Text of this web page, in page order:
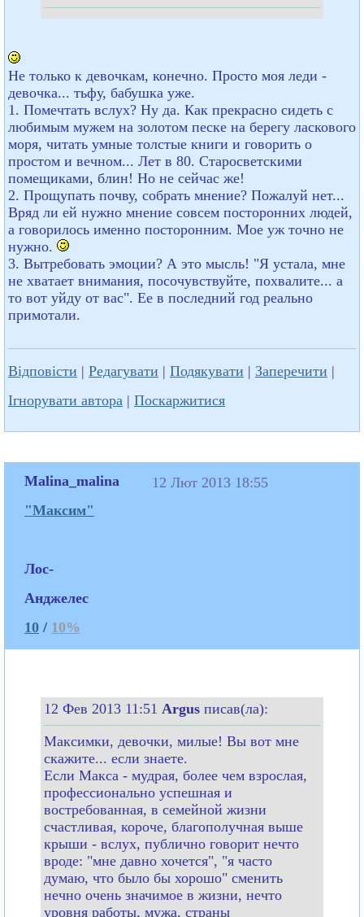
Не только к девочкам, конечно. Просто моя леди -
девочка... тьфу, бабушка уже.
1. Помечтать вслух? Ну да. Как прекрасно сидеть с
любимым мужем на золотом песке на берегу ласкового
моря, читать умные толстые книги и говорить о
простом и вечном... Лет в 80. Старосветскими
помещиками, блин! Но не сейчас же!
2. Прощупать почву, собрать мнение? Пожалуй нет...
Вряд ли ей нужно мнение совсем посторонних людей,
а говорилось именно посторонним. Мое уж точно не
нужно.
3. Вытребовать эмоции? А это мысль! "Я устала, мне
не хватает внимания, посочувствуйте, похвалите... а
то вот уйду от вас". Ее в последний год реально
примотали.
Відповісти | Редагувати | Подякувати | Заперечити |
Ігнорувати автора | Поскаржитися
Malina_malina
"Максим"
Лос-
Анджелес
10 / 10%
12 Лют 2013 18:55
12 Фев 2013 11:51 Argus писав(ла):
Максимки, девочки, милые! Вы вот мне
скажите... если знаете.
Если Макса - мудрая, более чем взрослая,
профессионально успешная и
востребованная, в семейной жизни
счастливая, короче, благополучная выше
крыши - вслух, публично говорит нечто
вроде: "мне давно хочется", "я часто
думаю, что было бы хорошо" сменить
нечно очень значимое в жизни, нечто
уровня работы, мужа, страны